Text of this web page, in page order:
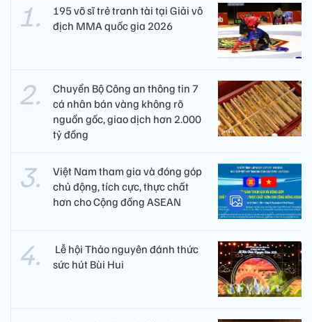
195 võ sĩ trẻ tranh tài tại Giải vô
địch MMA quốc gia 2026
Chuyển Bộ Công an thông tin 7
cá nhân bán vàng không rõ
nguồn gốc, giao dịch hơn 2.000
tỷ đồng
Việt Nam tham gia và đóng góp
chủ động, tích cực, thực chất
hơn cho Cộng đồng ASEAN
​ Lễ hội Thảo nguyên đánh thức
sức hút Bùi Hui